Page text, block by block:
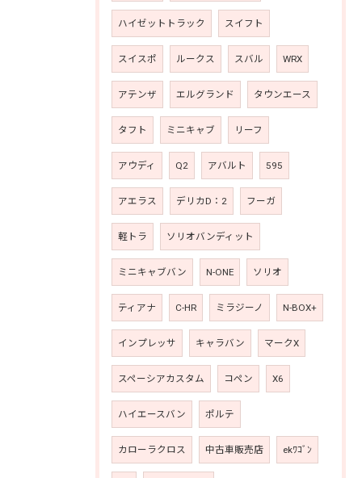
ハイゼットトラック スイフト
スイスポ ルークス スバル WRX
アテンザ エルグランド タウンエース
タフト ミニキャブ リーフ
アウディ Q2 アバルト 595
アエラス デリカD：2 フーガ
軽トラ ソリオバンディット
ミニキャブバン N-ONE ソリオ
ティアナ C-HR ミラジーノ N-BOX+
インプレッサ キャラバン マークX
スペーシアカスタム コペン X6
ハイエースバン ポルテ
カローラクロス 中古車販売店 ekﾜｺﾞﾝ